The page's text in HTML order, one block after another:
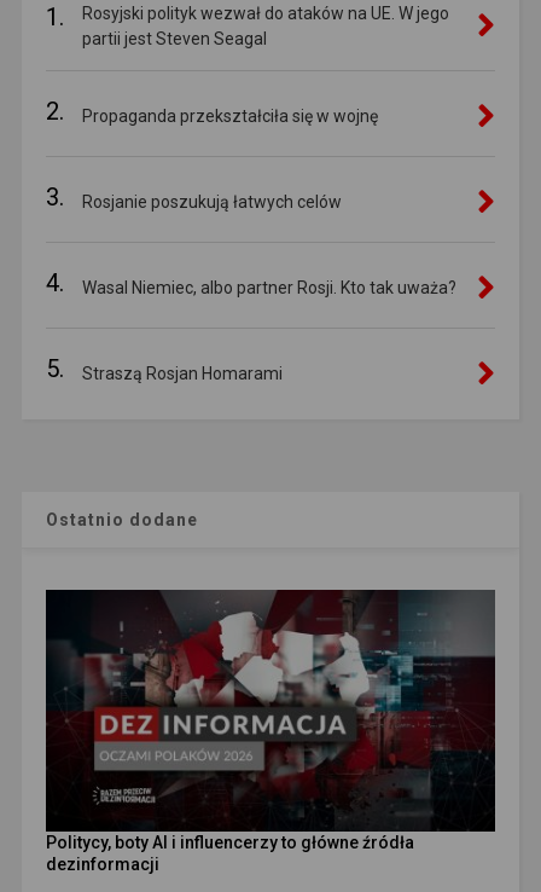
1.
Rosyjski polityk wezwał do ataków na UE. W jego
partii jest Steven Seagal
2. Propaganda przekształciła się w wojnę
3. Rosjanie poszukują łatwych celów
4. Wasal Niemiec, albo partner Rosji. Kto tak uważa?
5. Straszą Rosjan Homarami
Ostatnio dodane
Politycy, boty AI i influencerzy to główne źródła
dezinformacji